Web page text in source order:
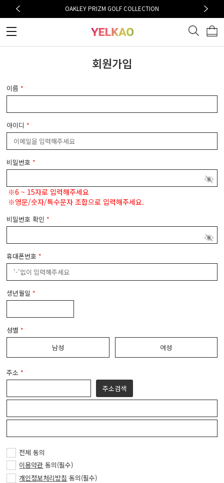
OAKLEY PRIZM GOLF COLLECTION
회원가입
이름 *
아이디 *
비밀번호 *
※6 ~ 15자로 입력해주세요
※영문/숫자/특수문자 조합으로 입력해주세요.
비밀번호 확인 *
휴대폰번호 *
생년월일 *
성별 *
남성 여성
주소 *
전체 동의
이용약관 동의(필수)
개인정보처리방침 동의(필수)